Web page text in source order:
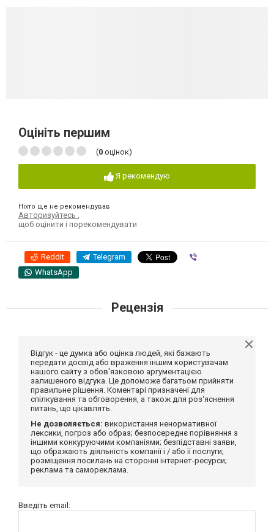
Оцініть першим
(0 оцінок)
Я рекомендую
Ніхто ще не рекомендував
Авторизуйтесь
щоб оцінити і порекомендувати
Reddit Telegram
WhatsApp
Рецензія
Відгук - це думка або оцінка людей, які бажають
передати досвід або враження іншим користувачам
нашого сайту з обов'язковою аргументацією
залишеного відгука. Це допоможе багатьом прийняти
правильне рішення. Коментарі призначені для
спілкування та обговорення, а також для роз'яснення
питань, що цікавлять.
Не дозволяється: використання ненормативної
лексики, погроз або образ; безпосереднє порівняння з
іншими конкуруючими компаніями; безпідставні заяви,
що ображають діяльність компанії і / або її послуги;
розміщення посилань на сторонні інтернет-ресурси;
реклама та самореклама.
Введіть email: